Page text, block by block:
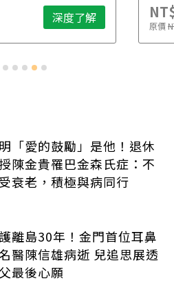
深度了解 原價
「愛的鼓勵」是他！退休
陳金貴罹巴金森氏症：不
衰老，積極與病同行
離島30年！金門首位耳鼻
醫陳信雄病逝 兒追思展透
最後心願